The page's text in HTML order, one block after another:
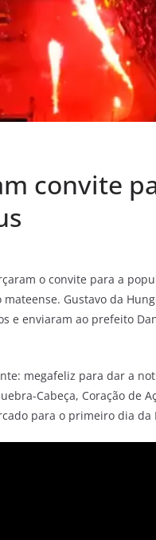
convite
o convite para a
Gustavo da
e enviaram ao prefeito
megafeliz para dar a
Cabeça, Coração de
para o primeiro dia da